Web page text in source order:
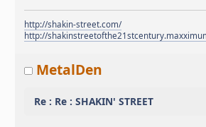
http://shakin-street.com/
http://
MetalDen
Re : Re : SHAKIN' STREET